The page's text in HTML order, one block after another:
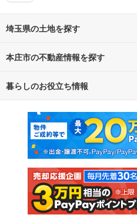
埼玉県の土地を探す
路線・駅から探す
通勤・通学時間から探す
本庄市の不動産情報を探す
不動産・住宅
新築マンション
新築一戸建て
注文住宅
売却査定
暮らしのお役立ち情報
マンションカタログ